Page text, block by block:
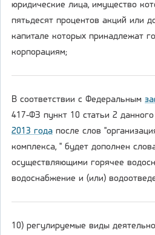
юридические лица, имущество
пятьдесят процентов акций или
капитале которых принадлежат
корпорациям;
В соответствии с Федеральным
417-ФЗ пункт 10 статьи 2
2013 года после слов
комплекса, " будет дополнен
осуществляющими горячее
водоснабжение и (или)
10) регулируемые виды